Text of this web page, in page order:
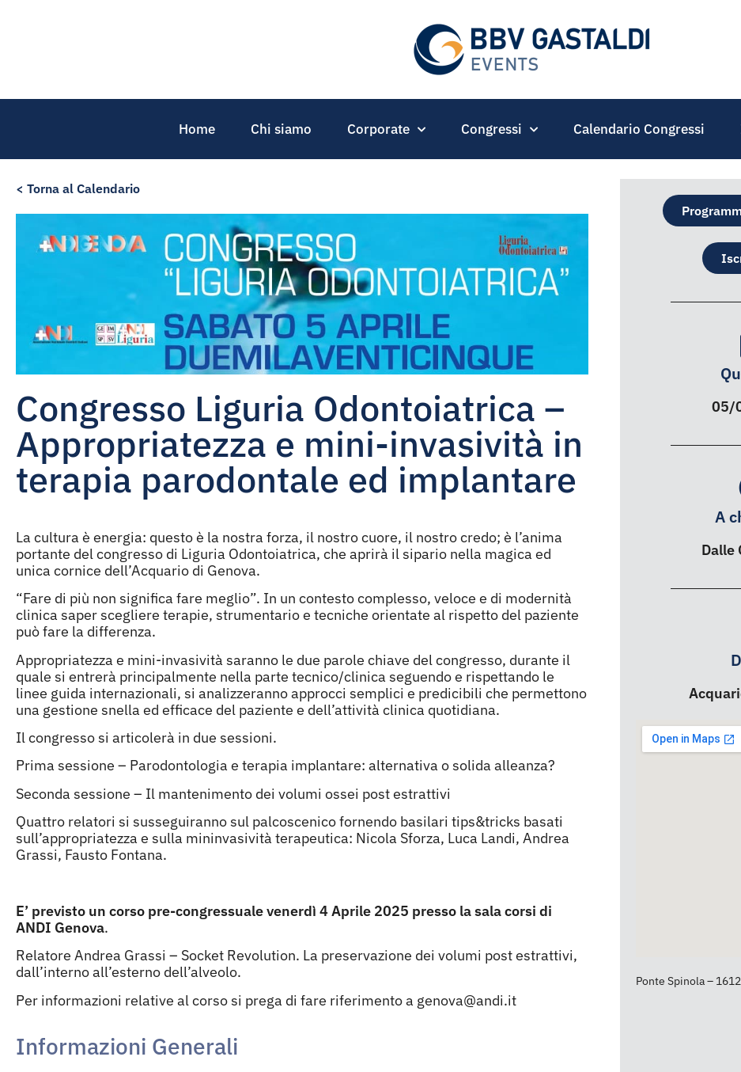
Home Chi siamo Corporate Congressi Calendario Congressi
< Torna al Calendario
Congresso Liguria Odontoiatrica –
Appropriatezza e mini-invasività in
terapia parodontale ed implantare
La cultura è energia: questo è la nostra forza, il nostro cuore, il nostro credo; è l’anima
portante del congresso di Liguria Odontoiatrica, che aprirà il sipario nella magica ed
unica cornice dell’Acquario di Genova.
“Fare di più non significa fare meglio”. In un contesto complesso, veloce e di modernità
clinica saper scegliere terapie, strumentario e tecniche orientate al rispetto del paziente
può fare la differenza.
Appropriatezza e mini-invasività saranno le due parole chiave del congresso, durante il
quale si entrerà principalmente nella parte tecnico/clinica seguendo e rispettando le
linee guida internazionali, si analizzeranno approcci semplici e predicibili che permettono
una gestione snella ed efficace del paziente e dell’attività clinica quotidiana.
Il congresso si articolerà in due sessioni.
Prima sessione – Parodontologia e terapia implantare: alternativa o solida alleanza?
Seconda sessione – Il mantenimento dei volumi ossei post estrattivi
Quattro relatori si susseguiranno sul palcoscenico fornendo basilari tips&tricks basati
sull’appropriatezza e sulla mininvasività terapeutica: Nicola Sforza, Luca Landi, Andrea
Grassi, Fausto Fontana.
E’ previsto un corso pre-congressuale venerdì 4 Aprile 2025 presso la sala corsi di
ANDI Genova.
Relatore Andrea Grassi – Socket Revolution. La preservazione dei volumi post estrattivi,
dall’interno all’esterno dell’alveolo.
Per informazioni relative al corso si prega di fare riferimento a genova@andi.it
Informazioni Generali
05/
A
Dalle
Ponte Spinola –